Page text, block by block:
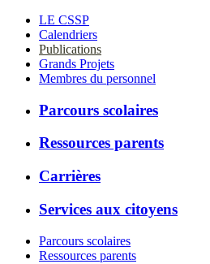
LE CSSP
Calendriers
Publications
Grands Projets
Membres du personnel
Parcours scolaires
Ressources parents
Carrières
Services aux citoyens
Parcours scolaires
Ressources parents